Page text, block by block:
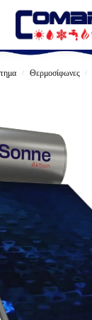
/ Θερμοσίφωνες /